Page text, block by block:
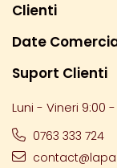
Clienti
Date
Suport Clienti
Luni - Vineri 9:00 -
0763 333 724